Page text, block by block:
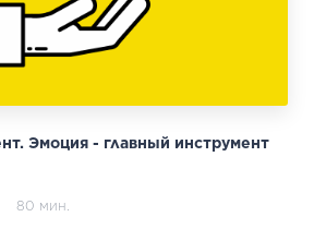
Эмоция - главный инструмент
80 мин.